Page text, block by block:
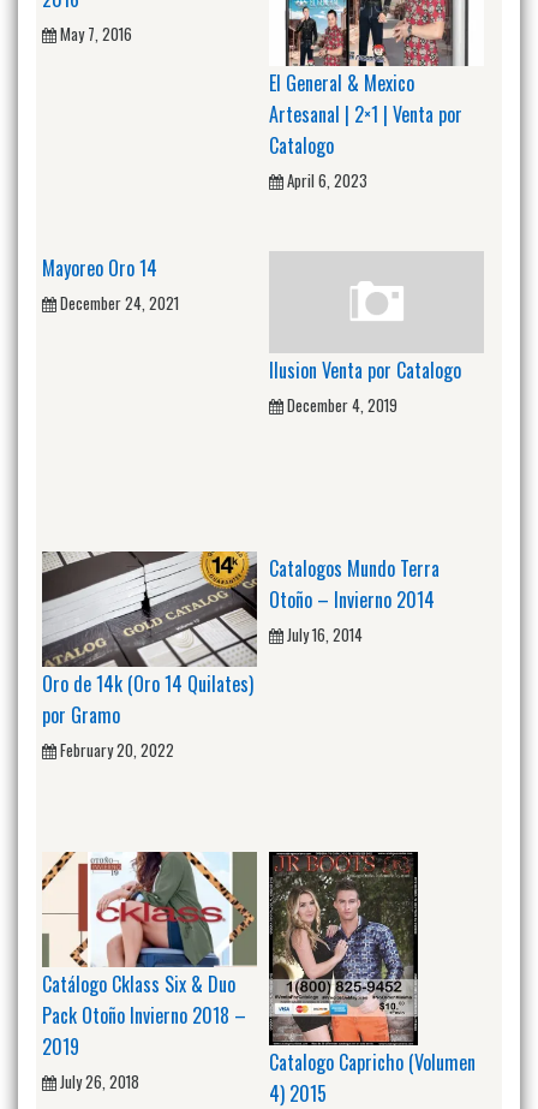
May 7, 2016
El General & Mexico
Artesanal | 2×1 | Venta por
Catalogo
April 6, 2023
Mayoreo Oro 14
December 24, 2021
Ilusion Venta por Catalogo
December 4, 2019
Oro de 14k (Oro 14 Quilates)
por Gramo
February 20, 2022
Catalogos Mundo Terra
Otoño – Invierno 2014
July 16, 2014
Catálogo Cklass Six & Duo
Pack Otoño Invierno 2018 –
2019
July 26, 2018
Catalogo Capricho (Volumen
4) 2015